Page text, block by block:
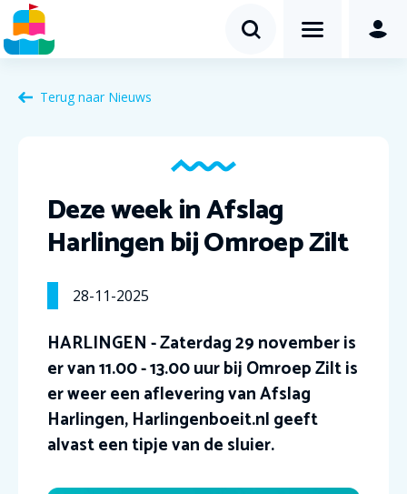
Terug naar Nieuws
Deze week in Afslag
Harlingen bij Omroep Zilt
28-11-2025
HARLINGEN - Zaterdag 29 november is
er van 11.00 - 13.00 uur bij Omroep Zilt is
er weer een aflevering van Afslag
Harlingen, Harlingenboeit.nl geeft
alvast een tipje van de sluier.